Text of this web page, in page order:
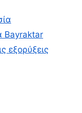
Bayraktar
εξορύξεις